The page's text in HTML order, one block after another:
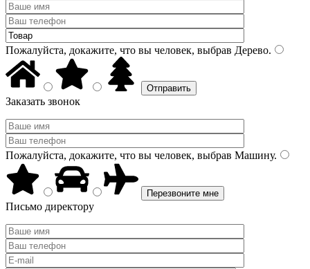
Пожалуйста, докажите, что вы человек, выбрав Дерево.
Заказать звонок
Пожалуйста, докажите, что вы человек, выбрав Машину.
Письмо директору